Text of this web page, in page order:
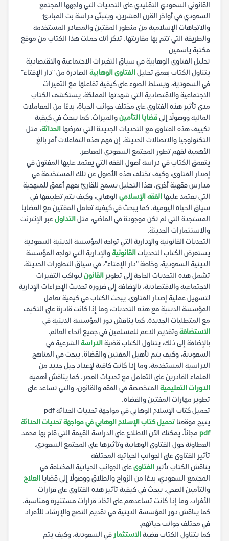
القانوني السعودي التقليدي على التحديات التي واجهها المجتمع
السعودي في أواخر القرن العشرين، ويتبنّى دراسة بث المبادئ
والاتجاهات الإسلامية من منظور المفتين والمصادر المستخدمة
والطريقة التي تتم بها مقاربتها. تذكر أنك حملت هذا الكتاب من موقع
مكتبة ياسمين
تحليل الفتاوى الوهابية في سياق التغيرات الاجتماعية والاقتصادية
يتناول الكتاب بعمق تحليلالفتاوى الوهابية الصادرة من "دار الإفتاء"
في السعودية، ويسلط الضوء على كيفية تفاعلها مع التغيرات
الاجتماعية والاقتصادية التي شهدتها المملكة. يستكشف الكتاب
مدى تأثير هذه الفتاوى على مختلف جوانب الحياة، بدءًا من المعاملات
المالية ووصولًا إلىقضايا التأمينوالميراث. كما يبحث في كيفية
تكييف هذه الفتاوى مع التحديات الجديدة التي تفرضها الحداثة، مثل
التكنولوجيا والاتصالات الحديثة. إن فهم هذه التفاعلات أمر بالغ
الأهمية لفهم تطور المجتمع السعودي المعاصر.
يتعمق الكتاب في دراسة أصول الفقه التي يعتمد عليها المفتون في
إصدار الفتاوى، وكيف تختلف هذه الأصول عن تلك المستخدمة في
مدارس فقهية أخرى. هذا التحليل يسمح للقارئ بفهم أعمق للمنهجية
التي يعتمد عليها الفقه الإسلامي الوهابي، وكيف يتم تطبيقها في
سياق الحياة اليومية. كما يبحث في كيفية تعامل المفتين مع القضايا
المستجدة التي لم تكن موجودة في الماضي، مثلالتداولعبر الإنترنت
والاستثمارات الحديثة.
التحديات القانونية والإدارية التي تواجه المؤسسة الدينية السعودية
يستعرض الكتاب التحدياتالقانونيةوالإدارية التي تواجه المؤسسة
الدينية السعودية، وخاصة "دار الإفتاء"، في سياق التطورات الحديثة.
تشمل هذه التحديات الحاجة إلى تطوير القانون ليواكب التغيرات
الاجتماعية والاقتصادية، بالإضافة إلى ضرورة تحديث الإجراءات الإدارية
لتسهيل عملية إصدار الفتاوى. يبحث الكتاب في كيفية تعامل
المؤسسة الدينية مع هذه التحديات، وما إذا كانت قادرة على التكيف
مع المتطلبات الجديدة. كما يناقش دور المؤسسة الدينية في
الاستضافةوتقديم الدعم للمسلمين في جميع أنحاء العالم.
بالإضافة إلى ذلك، يتناول الكتاب قضيةالدراسة الشرعية في
السعودية، وكيف يتم تأهيل المفتين والقضاة. يبحث في المناهج
الدراسية المستخدمة، وما إذا كانت كافية لإعداد جيل جديد من
العلماء القادرين على التعامل مع تحديات العصر. كما يناقش أهمية
الدورات التعليمية المتخصصة في الفقه والقانون، والتي تساعد على
تطوير مهارات المفتين والقضاة.
تحميل كتاب الإسلام الوهابي في مواجهة تحديات الحداثة pdf
يتيح موقعناتحميل كتاب الإسلام الوهابي في مواجهة تحديات الحداثة
pdf مجاناً. يمكنك الآن الاطلاع على الدراسة القيمة التي قام بها محمد
العطاونة حول الفتاوى الوهابية وتأثيرها على المجتمع السعودي.
تأثير الفتاوى على الجوانب الحياتية المختلفة
يناقش الكتاب تأثير الفتاوىعلى الجوانب الحياتية المختلفة في
المجتمع السعودي، بدءًا من الزواج والطلاق ووصولًا إلى قضايا العلاج
والتأمين الصحي. يبحث في كيفية تأثير هذه الفتاوى على قرارات
الأفراد، وما إذا كانت تساعدهم على اتخاذ قرارات مستنيرة ومناسبة.
كما يناقش دور المؤسسة الدينية في تقديم النصح والإرشاد للأفراد
في مختلف جوانب حياتهم.
كما يتناول الكتاب قضيةالاستثمار في السعودية، وكيف يتم